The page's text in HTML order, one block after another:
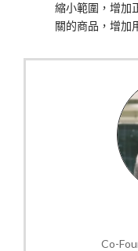
縮小範圍，增加
關的商品，增加
Co-